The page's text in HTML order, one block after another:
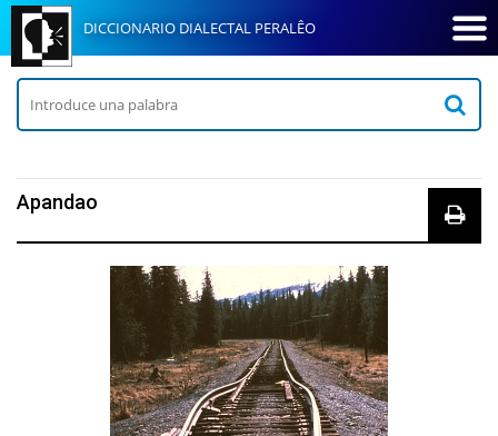
DICCIONARIO DIALECTAL PERALÊO
Apandao